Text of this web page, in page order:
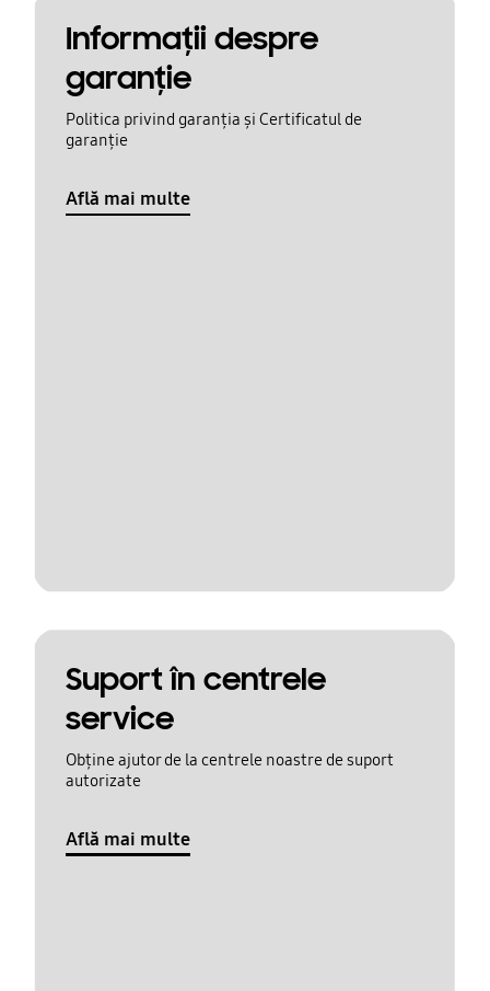
Informaţii despre
garanţie
Politica privind garanția și Certificatul de
garanție
Află mai multe
Suport în centrele
service
Obține ajutor de la centrele noastre de suport
autorizate
Află mai multe